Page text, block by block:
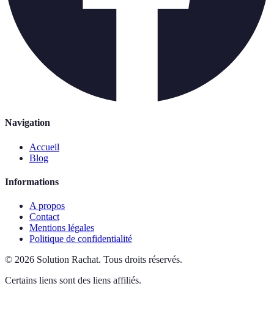
Navigation
Accueil
Blog
Informations
A propos
Contact
Mentions légales
Politique de confidentialité
© 2026 Solution Rachat. Tous droits réservés.
Certains liens sont des liens affiliés.